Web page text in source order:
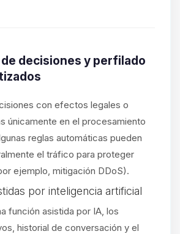
de decisiones y perfilado
con efectos legales o
únicamente en el procesamiento
reglas automáticas pueden
el tráfico para proteger
ejemplo, mitigación DDoS).
por inteligencia artificial
función asistida por IA, los
historial de conversación y el